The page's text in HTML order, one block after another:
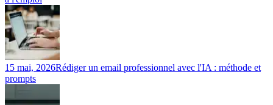
15 mai, 2026Rédiger un email professionnel avec l'IA : méthode et
prompts